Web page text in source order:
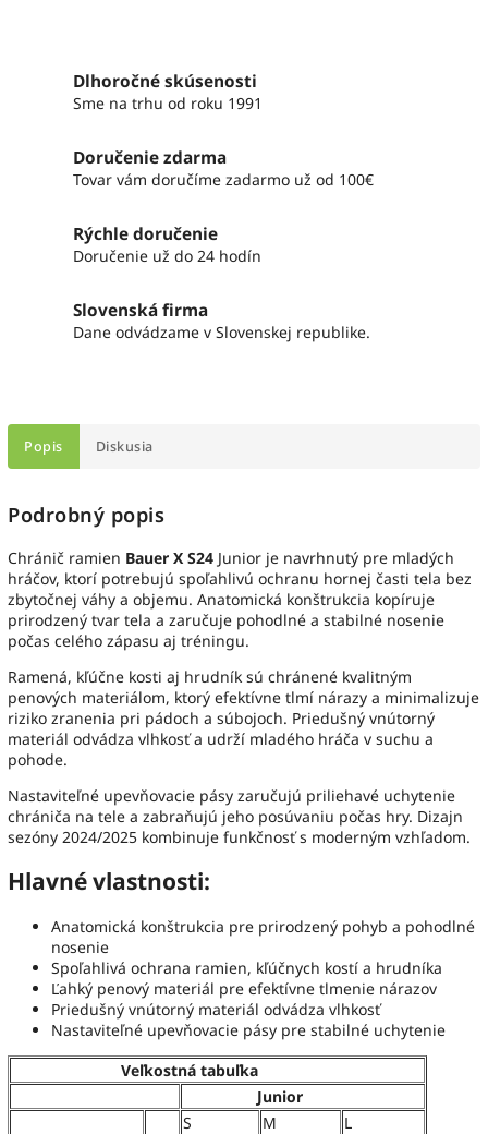
Dlhoročné skúsenosti
Sme na trhu od roku 1991
Doručenie zdarma
Tovar vám doručíme zadarmo už od 100€
Rýchle doručenie
Doručenie už do 24 hodín
Slovenská firma
Dane odvádzame v Slovenskej republike.
Popis Diskusia
Podrobný popis
Chránič ramien Bauer X S24 Junior je navrhnutý pre mladých
hráčov, ktorí potrebujú spoľahlivú ochranu hornej časti tela bez
zbytočnej váhy a objemu. Anatomická konštrukcia kopíruje
prirodzený tvar tela a zaručuje pohodlné a stabilné nosenie
počas celého zápasu aj tréningu.
Ramená, kľúčne kosti aj hrudník sú chránené kvalitným
penových materiálom, ktorý efektívne tlmí nárazy a minimalizuje
riziko zranenia pri pádoch a súbojoch. Priedušný vnútorný
materiál odvádza vlhkosť a udrží mladého hráča v suchu a
pohode.
Nastaviteľné upevňovacie pásy zaručujú priliehavé uchytenie
chrániča na tele a zabraňujú jeho posúvaniu počas hry. Dizajn
sezóny 2024/2025 kombinuje funkčnosť s moderným vzhľadom.
Hlavné vlastnosti:
Anatomická konštrukcia pre prirodzený pohyb a pohodlné
nosenie
Spoľahlivá ochrana ramien, kľúčnych kostí a hrudníka
Ľahký penový materiál pre efektívne tlmenie nárazov
Priedušný vnútorný materiál odvádza vlhkosť
Nastaviteľné upevňovacie pásy pre stabilné uchytenie
Veľkostná tabuľka
Junior
S
M
L